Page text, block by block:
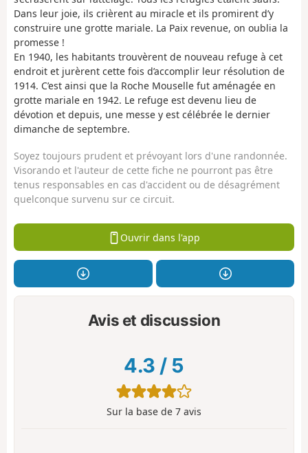
Dans leur joie, ils crièrent au miracle et ils promirent d’y
construire une grotte mariale. La Paix revenue, on oublia la
promesse !
En 1940, les habitants trouvèrent de nouveau refuge à cet
endroit et jurèrent cette fois d’accomplir leur résolution de
1914. C’est ainsi que la Roche Mouselle fut aménagée en
grotte mariale en 1942. Le refuge est devenu lieu de
dévotion et depuis, une messe y est célébrée le dernier
dimanche de septembre.
Soyez toujours prudent et prévoyant lors d'une randonnée.
Visorando et l'auteur de cette fiche ne pourront pas être
tenus responsables en cas d'accident ou de désagrément
quelconque survenu sur ce circuit.
Ouvrir dans l'app
Avis et discussion
4.3 / 5
Sur la base de 7 avis